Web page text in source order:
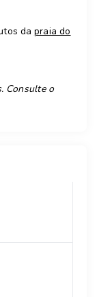
da praia do
Consulte o